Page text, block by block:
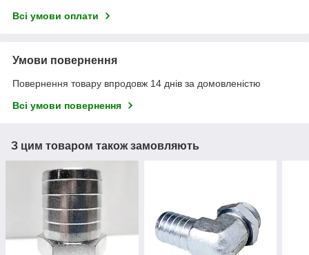
Всі умови оплати
Умови повернення
Повернення товару впродовж 14 днів за домовленістю
Всі умови повернення
З цим товаром також замовляють